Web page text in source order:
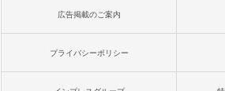
広告掲載のご案内
プライバシーポリシー